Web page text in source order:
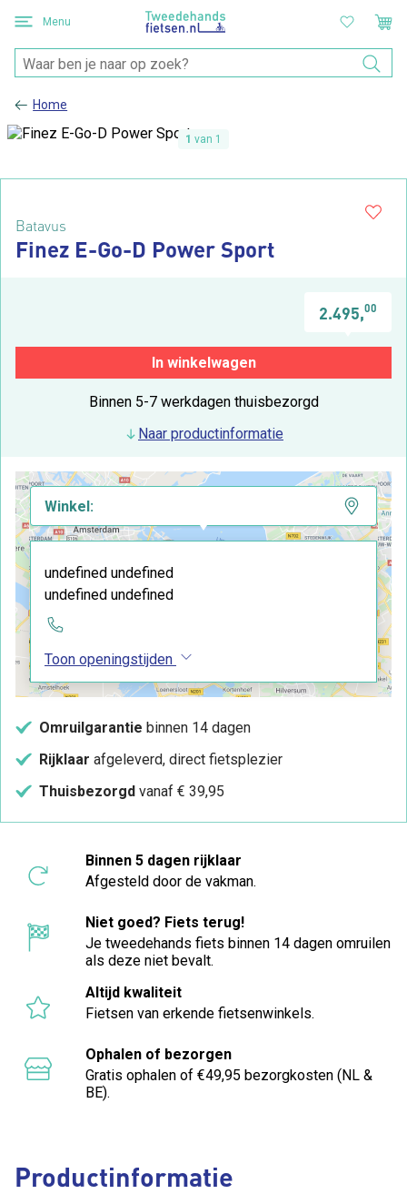
Menu
Home
1 van 1
Productinformatie
Batavus
Finez E-Go-D Power Sport
2.495,00
In winkelwagen
Binnen 5-7 werkdagen thuisbezorgd
Naar productinformatie
Winkel:
undefined undefined
undefined undefined
Toon openingstijden
Omruilgarantie binnen 14 dagen
Rijklaar afgeleverd, direct fietsplezier
Thuisbezorgd vanaf € 39,95
Binnen 5 dagen rijklaar
Afgesteld door de vakman.
Niet goed? Fiets terug!
Je tweedehands fiets binnen 14 dagen omruilen
als deze niet bevalt.
Altijd kwaliteit
Fietsen van erkende fietsenwinkels.
Ophalen of bezorgen
Gratis ophalen of €49,95 bezorgkosten (NL &
BE).